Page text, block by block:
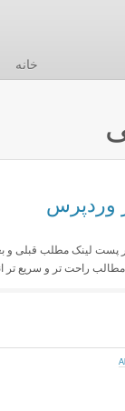
خانه
وردپرس
پست لینک مطلب قبلی و
راحت تر و سریع تر